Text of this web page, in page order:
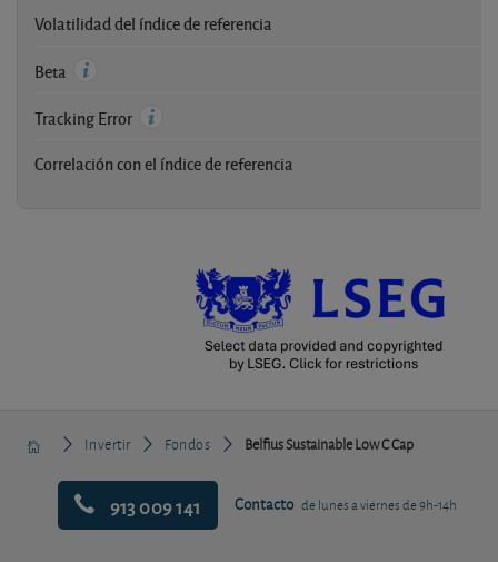
Volatilidad del índice de referencia
Beta
Tracking Error
Correlación con el índice de referencia
Invertir Fondos Belfius Sustainable Low C Cap
913 009 141 Contacto de lunes a viernes de 9h-14h